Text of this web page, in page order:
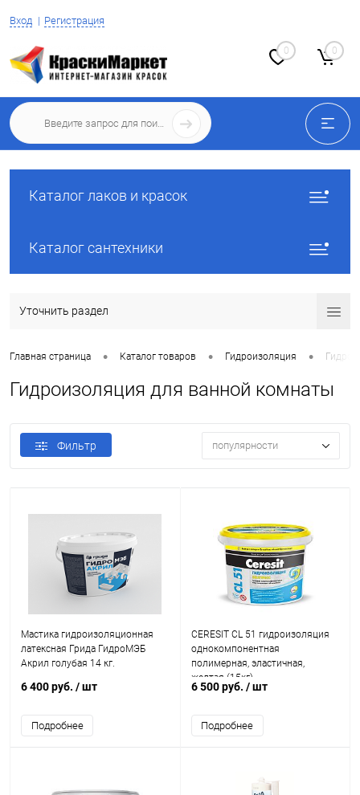
Вход Регистрация
0 0
Каталог лаков и красок
Каталог сантехники
Уточнить раздел
Главная страница • Каталог товаров • Гидроизоляция •
Гидроизоляция для ванной комнаты
Фильтр популярности
Мастика гидроизоляционная
латексная Грида ГидроМЭБ
Акрил голубая 14 кг.
6 400 руб. / шт
Подробнее
CERESIT CL 51 гидроизоляция
однокомпонентная
полимерная, эластичная,
желтая (15кг)
6 500 руб. / шт
Подробнее